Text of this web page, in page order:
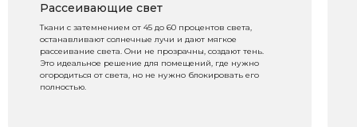
Рассеивающие свет
Ткани с затемнением от 45 до 60 процентов света,
останавливают солнечные лучи и дают мягкое
рассеивание света. Они не прозрачны, создают тень.
Это идеальное решение для помещений, где нужно
огородиться от света, но не нужно блокировать его
полностью.